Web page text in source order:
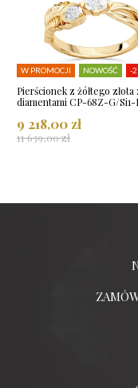
W PROMOCJI NOWOŚĆ -
Pierścionek z żółtego złota
diamentami CP-68Z-G/Si1-
9 218,00 zł
11 639,00 zł